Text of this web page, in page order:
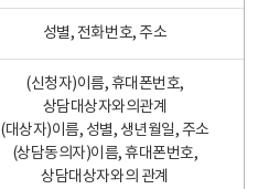
성별, 전화번호, 주소
(신청자)이름, 휴대폰번호,
상담대상자와의관계
(대상자)이름, 성별, 생년월일, 주소
(상담동의자)이름, 휴대폰번호,
상담대상자와의 관계